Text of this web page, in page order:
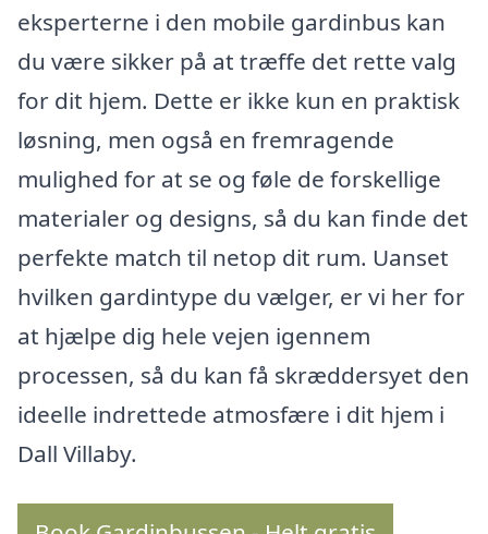
eksperterne i den mobile gardinbus kan
du være sikker på at træffe det rette valg
for dit hjem. Dette er ikke kun en praktisk
løsning, men også en fremragende
mulighed for at se og føle de forskellige
materialer og designs, så du kan finde det
perfekte match til netop dit rum. Uanset
hvilken gardintype du vælger, er vi her for
at hjælpe dig hele vejen igennem
processen, så du kan få skræddersyet den
ideelle indrettede atmosfære i dit hjem i
Dall Villaby.